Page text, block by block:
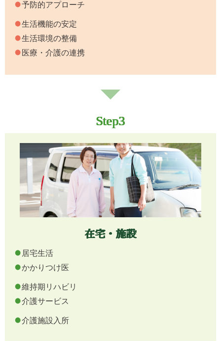
予防的アプローチ
生活機能の安定
生活環境の整備
医療・介護の連携
Step3
在宅・施設
居宅生活
かかりつけ医
維持期リハビリ
介護サービス
介護施設入所